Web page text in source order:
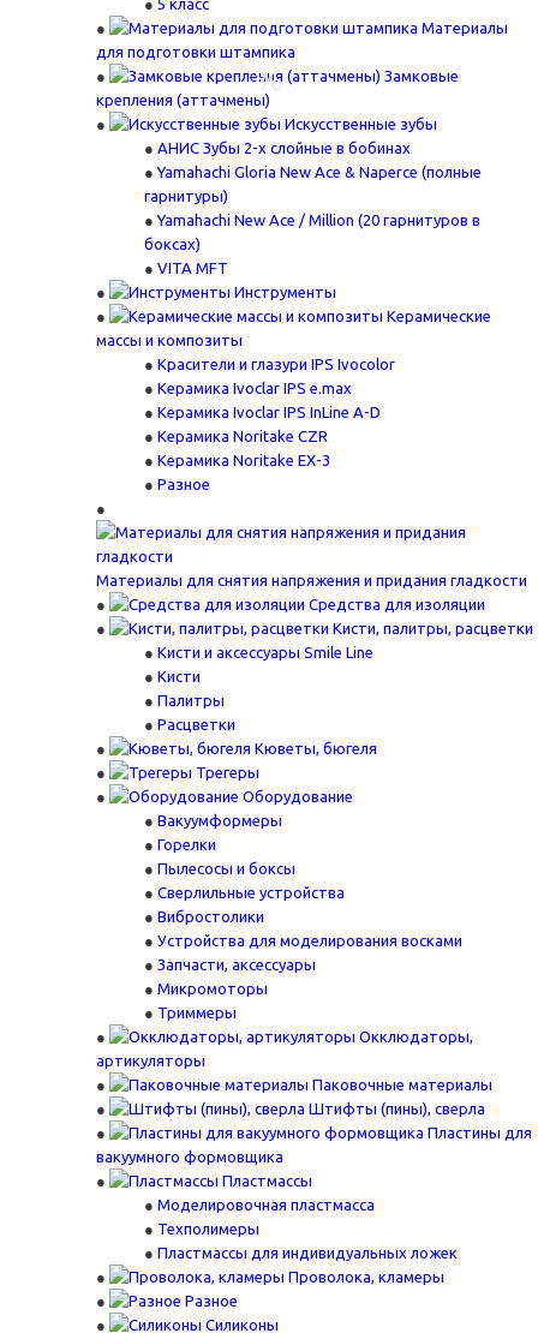
5 класс
Материалы
для подготовки штампика
Замковые
крепления (аттачмены)
Искусственные зубы
АНИС Зубы 2-х слойные в бобинах
Yamahachi Gloria New Ace & Naperce (полные
гарнитуры)
Yamahachi New Ace / Million (20 гарнитуров в
боксах)
VITA MFT
Инструменты
Керамические
массы и композиты
Красители и глазури IPS Ivocolor
Керамика Ivoclar IPS e.max
Керамика Ivoclar IPS InLine A-D
Керамика Noritake CZR
Керамика Noritake EX-3
Разное
Материалы для снятия напряжения и придания гладкости
Средства для изоляции
Кисти, палитры, расцветки
Кисти и аксессуары Smile Line
Кисти
Палитры
Расцветки
Кюветы, бюгеля
Трегеры
Оборудование
Вакуумформеры
Горелки
Пылесосы и боксы
Сверлильные устройства
Вибростолики
Устройства для моделирования восками
Запчасти, аксессуары
Микромоторы
Триммеры
Окклюдаторы,
артикуляторы
Паковочные материалы
Штифты (пины), сверла
Пластины для
вакуумного формовщика
Пластмассы
Моделировочная пластмасса
Техполимеры
Пластмассы для индивидуальных ложек
Проволока, кламеры
Разное
Силиконы